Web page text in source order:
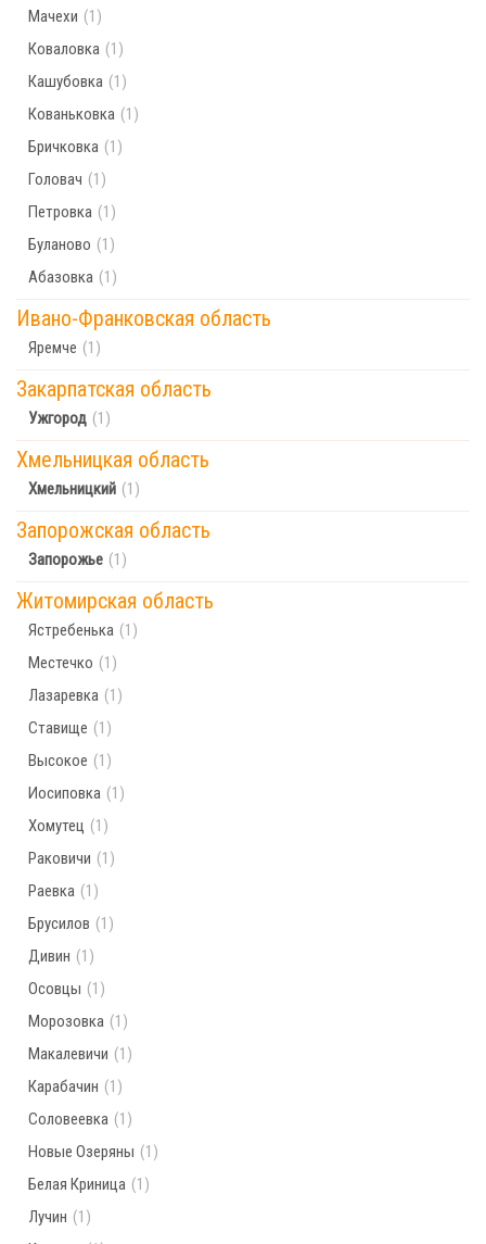
Мачехи (1)
Коваловка (1)
Кашубовка (1)
Кованьковка (1)
Бричковка (1)
Головач (1)
Петровка (1)
Буланово (1)
Абазовка (1)
Ивано-Франковская область
Яремче (1)
Закарпатская область
Ужгород (1)
Хмельницкая область
Хмельницкий (1)
Запорожская область
Запорожье (1)
Житомирская область
Ястребенька (1)
Местечко (1)
Лазаревка (1)
Ставище (1)
Высокое (1)
Иосиповка (1)
Хомутец (1)
Раковичи (1)
Раевка (1)
Брусилов (1)
Дивин (1)
Осовцы (1)
Морозовка (1)
Макалевичи (1)
Карабачин (1)
Соловеевка (1)
Новые Озеряны (1)
Белая Криница (1)
Лучин (1)